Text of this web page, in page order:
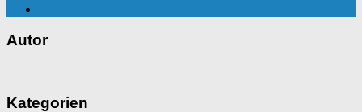
Autor
Kategorien